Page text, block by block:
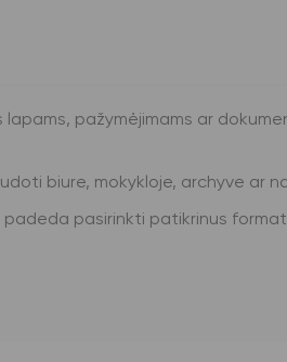
lapams, pažymėjimams ar
biure, mokykloje, archyve ar
padeda pasirinkti patikrinus